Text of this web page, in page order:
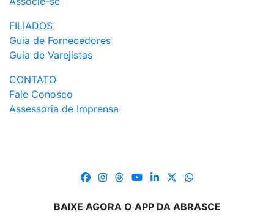
FILIADOS
Guia de Fornecedores
Guia de Varejistas
CONTATO
Fale Conosco
Assessoria de Imprensa
BAIXE AGORA O APP DA ABRASCE